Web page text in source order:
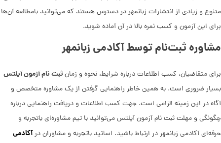
متنوع و زیادی از انتشارات زبانمهر در دسترس هستند که می‌توانید بامطالعه آن‌ها
برای این آزمون و کسب نمره بالا در آن آماده شوید.
مشاوره ثبت‌نام توسط آکادمی زبانمهر
برای متقاضیان، کسب اطلاعات درباره شرایط، نحوه و زمانثبت نام آزمون آیلتس
بسیار ضروری است. به همین خاطر راهنمایی گرفتن از یک مشاوره متخصص و
آگاه در این زمینه الزامی است. جهت کسب اطلاعات و دریافت راهنمایی درباره
چگونگی و مهلت ثبت نام آزمون آیلتس می‌توانید با تیم مشاوره‌ای باتجربه و
حرفه‌ای آکادمی زبانمهر در ارتباط باشید. اساتید باتجربه و مشاوران درآکادمی